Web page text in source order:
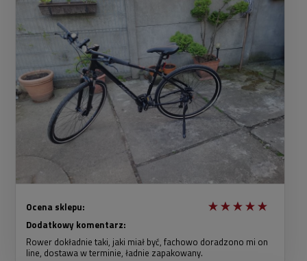
Ocena sklepu:
Dodatkowy komentarz:
Rower dokładnie taki, jaki miał być, fachowo doradzono mi on
line, dostawa w terminie, ładnie zapakowany.